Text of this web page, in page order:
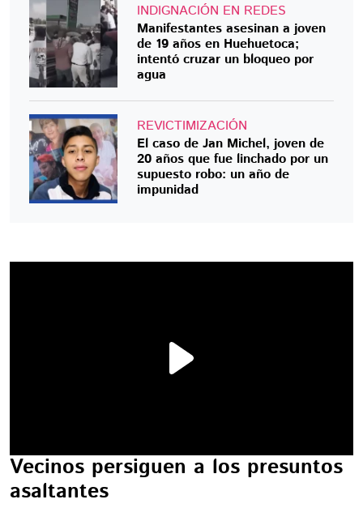
INDIGNACIÓN EN REDES
Manifestantes asesinan a joven
de 19 años en Huehuetoca;
intentó cruzar un bloqueo por
agua
REVICTIMIZACIÓN
El caso de Jan Michel, joven de
20 años que fue linchado por un
supuesto robo: un año de
impunidad
Vecinos persiguen a los presuntos
asaltantes